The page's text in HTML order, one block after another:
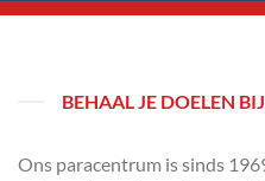
BEHAAL JE DOELEN
Ons paracentrum is sinds